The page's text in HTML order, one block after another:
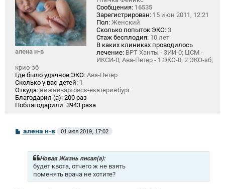
алена н-в
Сообщения: 16535
Зарегистрирован: 15 июн 2011, 12:21
Пол: Женский
Сколько попыток ЭКО: 3
Стаж бесплодия: 10 лет
В каких клиниках проводилось
лечение: ВРТ Ханты - 3ИИ-0; ЦСМ -
ИКСИ-0; Ава-Петер - 1 ЭКО-0; 2 ЭКО-зб;
крио-зб
Где было удачное ЭКО: Ава-Петер
Сколько у вас детей: 1
Откуда: нижневартовск-екатеринбург
Благодарил (а): 200 раз
Поблагодарили: 3943 раза
С
о
алена н-в 01 июл 2019, 17:02
Новая Жизнь писал(а):
будет квота, отчего ж не взять
поменять врача не хотите?